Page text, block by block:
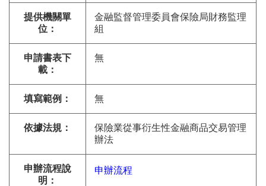
提供機關單
位：
金融監督管理委員會保險局財務監理
組
申請書表下
載：
無
填寫範例： 無
依據法規：
保險業從事衍生性金融商品交易管理
辦法
申辦流程說
明：
申辦流程